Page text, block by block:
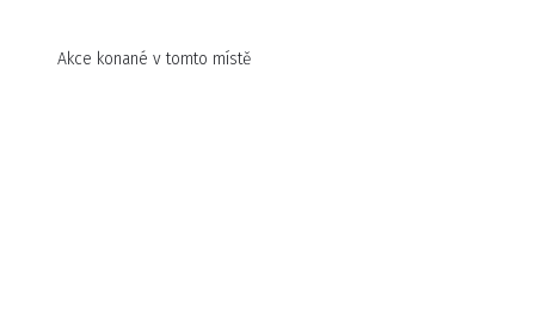
Akce konané v tomto místě